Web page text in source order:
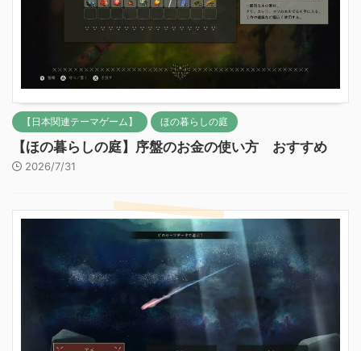
【日本関連テーマゲーム】 ほの暮らしの庭
【ほの暮らしの庭】序盤のお金の使い方 おすすめ
2026/7/31